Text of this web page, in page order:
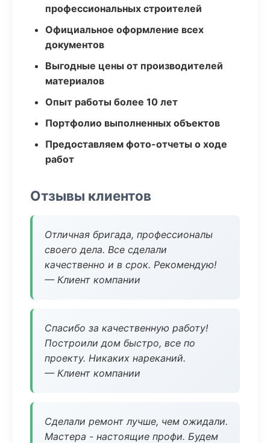
профессиональных строителей
Официальное оформление всех
документов
Выгодные цены от производителей
материалов
Опыт работы более 10 лет
Портфолио выполненных объектов
Предоставляем фото-отчеты о ходе
работ
Отзывы клиентов
Отличная бригада, профессионалы
своего дела. Все сделали
качественно и в срок. Рекомендую!
— Клиент компании
Спасибо за качественную работу!
Построили дом быстро, все по
проекту. Никаких нареканий.
— Клиент компании
Сделали ремонт лучше, чем ожидали.
Мастера - настоящие профи. Будем